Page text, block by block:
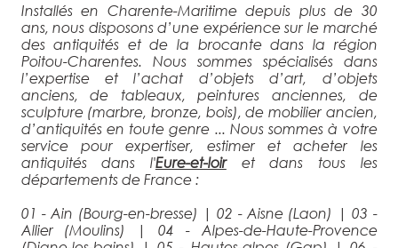
Installés en Charente-Maritime depuis plus de 30
ans, nous disposons d’une expérience sur le marché
des antiquités et de la brocante dans la région
Poitou-Charentes. Nous sommes spécialisés dans
l’expertise et l’achat d’objets d’art, d’objets
anciens, de tableaux, peintures anciennes, de
sculpture (marbre, bronze, bois), de mobilier ancien,
d’antiquités en toute genre ... Nous sommes à votre
service pour expertiser, estimer et acheter les
antiquités dans l'Eure-et-loiret dans tous les
départements de France :
01 - Ain (Bourg-en-bresse) | 02 - Aisne (Laon) | 03 -
Allier (Moulins)
|
04 - Alpes-de-Haute-Provence